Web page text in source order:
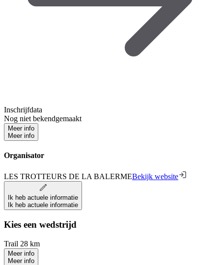
Inschrijfdata
Nog niet bekendgemaakt
Meer info
Meer info
Organisator
LES TROTTEURS DE LA BALERMEBekijk website
Ik heb actuele informatie
Ik heb actuele informatie
Kies een wedstrijd
Trail 28 km
Meer info
Meer info